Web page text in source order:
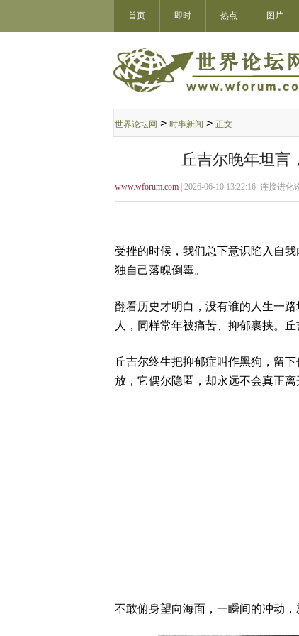
首页 即时 热点 图片
世界论坛网 > 时事新闻 > 正文
丘吉尔晚年坦言
www.wforum.com | 2026-06-10 13:22:16 连接进化
受挫的时候，我们总下意识陷入自
独自己落魄倒霉。
翻看历史才明白，没有谁的人生一
人，同样常年被痛苦、抑郁裹挟。
丘吉尔终生把抑郁症叫作黑狗，留
放，它偶尔隐匿，却永远不会真正
不敢俯身望向海面，一瞬间的冲动